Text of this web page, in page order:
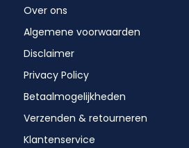
Over ons
Algemene voorwaarden
Disclaimer
Privacy Policy
Betaalmogelijkheden
Verzenden & retourneren
Klantenservice